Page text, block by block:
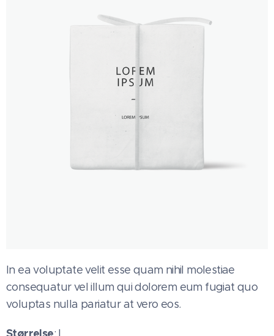
In ea voluptate velit esse quam nihil molestiae
consequatur vel illum qui dolorem eum fugiat quo
voluptas nulla pariatur at vero eos.